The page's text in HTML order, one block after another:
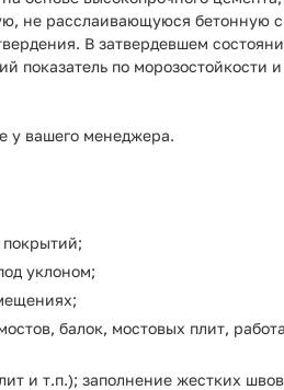
не расслаивающуюся бетонную
В затвердевшем
показатель по
у вашего менеджера.
уклоном;
балок, мостовых плит,
и т.п.); заполнение жестких